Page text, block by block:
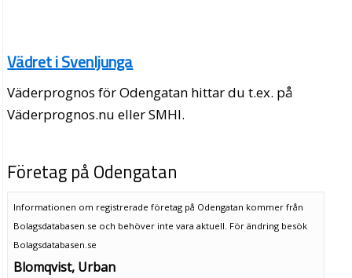
Vädret i Svenljunga
Väderprognos för Odengatan hittar du t.ex. på
Väderprognos.nu eller SMHI.
Företag på Odengatan
Informationen om registrerade företag på Odengatan kommer från
Bolagsdatabasen.se och behöver inte vara aktuell. För ändring besök
Bolagsdatabasen.se
Blomqvist, Urban